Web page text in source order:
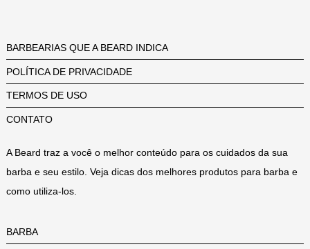
BARBEARIAS QUE A BEARD INDICA
POLÍTICA DE PRIVACIDADE
TERMOS DE USO
CONTATO
A Beard traz a você o melhor conteúdo para os cuidados da sua
barba e seu estilo. Veja dicas dos melhores produtos para barba e
como utiliza-los.
BARBA